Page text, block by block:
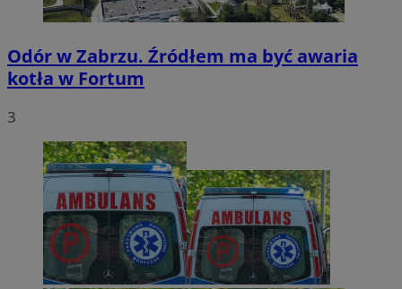
Odór w Zabrzu. Źródłem ma być awaria
kotła w Fortum
3